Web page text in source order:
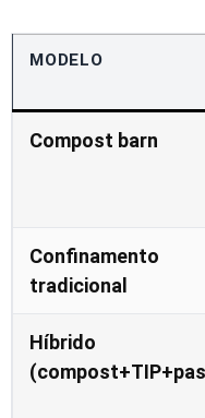
MODELO
Compost barn
Confinamento
tradicional
Híbrido